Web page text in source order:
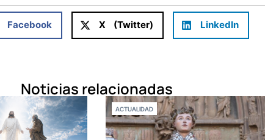
Facebook X (Twitter) LinkedIn
Noticias relacionadas
ACTUALIDAD